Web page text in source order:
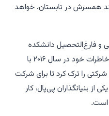
همسرش در تابستان، خواهد
و فارغ‌التحصیل دانشکده
حقوق ییل است و پس از انتشار خاطرات خود در سال ۲۰۱۶ با
را ترک کرد تا برای شرکت
از بنیانگذاران پی‌پال، کار
است.